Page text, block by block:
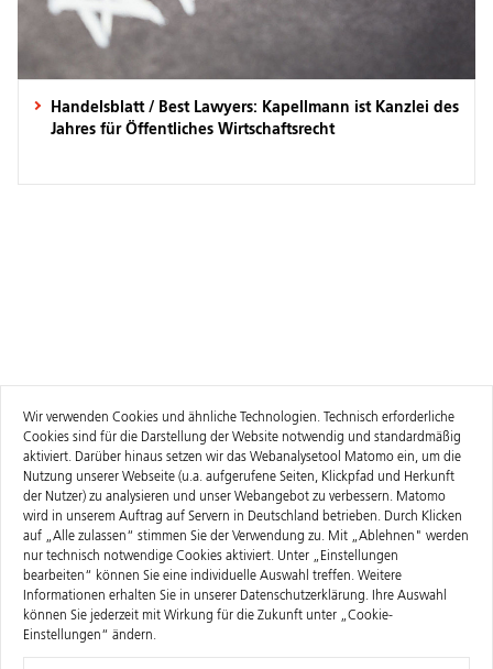
Handelsblatt / Best Lawyers: Kapellmann ist Kanzlei des
Jahres für Öffentliches Wirtschaftsrecht
Wir verwenden Cookies und ähnliche Technologien. Technisch erforderliche
Cookies sind für die Darstellung der Website notwendig und standardmäßig
aktiviert. Darüber hinaus setzen wir das Webanalysetool Matomo ein, um die
Nutzung unserer Webseite (u.a. aufgerufene Seiten, Klickpfad und Herkunft
der Nutzer) zu analysieren und unser Webangebot zu verbessern. Matomo
wird in unserem Auftrag auf Servern in Deutschland betrieben. Durch Klicken
auf „Alle zulassen“ stimmen Sie der Verwendung zu. Mit „Ablehnen" werden
nur technisch notwendige Cookies aktiviert. Unter „Einstellungen
bearbeiten“ können Sie eine individuelle Auswahl treffen. Weitere
Informationen erhalten Sie in unserer Datenschutzerklärung. Ihre Auswahl
können Sie jederzeit mit Wirkung für die Zukunft unter „Cookie-
Einstellungen“ ändern.